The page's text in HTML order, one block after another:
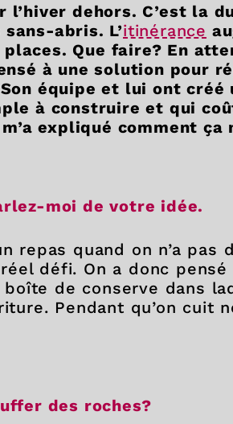
l’hiver dehors. C’est la
abris. L’itinérance
Que faire? En
à une solution pour
équipe et lui ont créé
à construire et qui
expliqué comment
moi de votre idée.
repas quand on n’a pas
réel défi. On a donc
de conserve dans
Pendant qu’on cuit
des roches?